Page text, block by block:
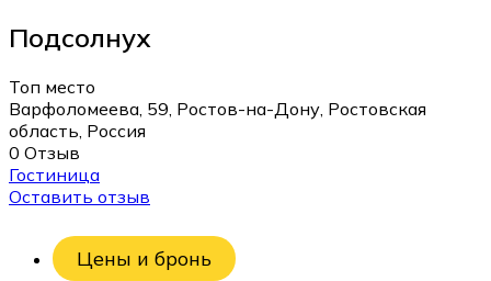
Подсолнух
Топ место
Варфоломеева, 59, Ростов-на-Дону, Ростовская
область, Россия
0 Отзыв
Гостиница
Оставить отзыв
Цены и бронь